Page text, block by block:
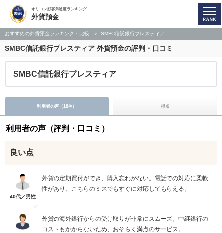
オリコン顧客満足度ランキング
外貨預金
おすすめの外貨預金ランキング・比較 SMBC信託銀行プレスティア
SMBC信託銀行プレスティア 外貨預金の評判・口コミ
SMBC信託銀行プレスティア
利用者の声（18件） 得点
利用者の声（評判・口コミ）
良い点
40代／男性
外貨の定期買付ができ、購入忘れがない。電話での対応に柔軟
性があり、こちらのミスでもすぐに対応してもらえる。
外貨の海外銀行からの受け取りが非常にスムーズ。中継銀行の
コストもかからないため、おそらく満点のサービス。